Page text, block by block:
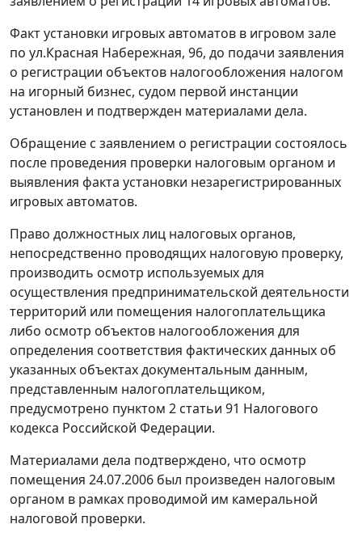
Факт установки игровых автоматов в игровом зале
по ул.Красная Набережная, 96, до подачи заявления
о регистрации объектов налогообложения налогом
на игорный бизнес, судом первой инстанции
установлен и подтвержден материалами дела.
Обращение с заявлением о регистрации состоялось
после проведения проверки налоговым органом и
выявления факта установки незарегистрированных
игровых автоматов.
Право должностных лиц налоговых органов,
непосредственно проводящих налоговую проверку,
производить осмотр используемых для
осуществления предпринимательской деятельности
территорий или помещения налогоплательщика
либо осмотр объектов налогообложения для
определения соответствия фактических данных об
указанных объектах документальным данным,
представленным налогоплательщиком,
предусмотрено пунктом 2 статьи 91 Налогового
кодекса Российской Федерации.
Материалами дела подтверждено, что осмотр
помещения 24.07.2006 был произведен налоговым
органом в рамках проводимой им камеральной
налоговой проверки.